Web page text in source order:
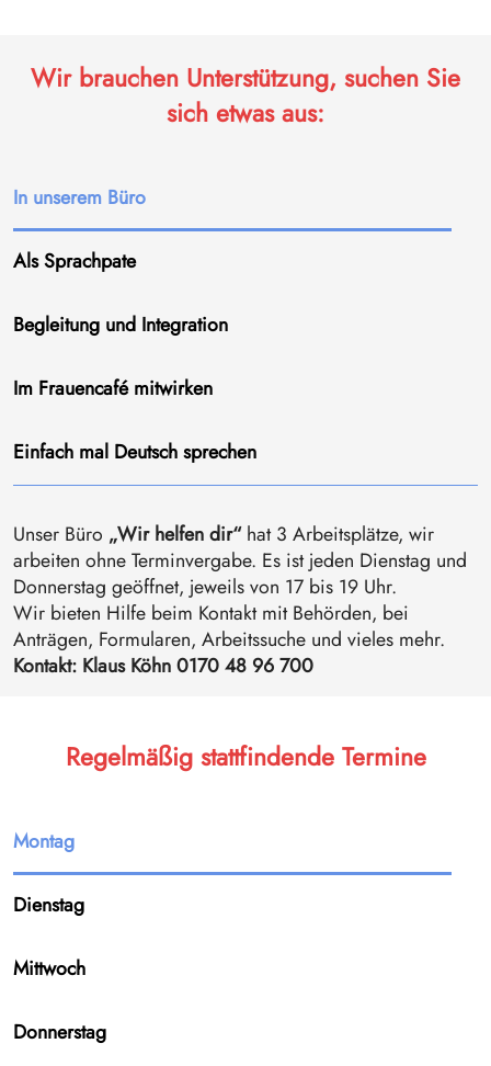
Wir brauchen Unterstützung, suchen Sie
sich etwas aus:
In unserem Büro
Als Sprachpate
Begleitung und Integration
Im Frauencafé mitwirken
Einfach mal Deutsch sprechen
Unser Büro „Wir helfen dir“hat 3 Arbeitsplätze, wir
arbeiten ohne Terminvergabe. Es ist jeden Dienstag und
Donnerstag geöffnet, jeweils von 17 bis 19 Uhr.
Wir bieten Hilfe beim Kontakt mit Behörden, bei
Anträgen, Formularen, Arbeitssuche und vieles mehr.
Kontakt: Klaus Köhn 0170 48 96 700
Regelmäßig stattfindende Termine
Montag
Dienstag
Mittwoch
Donnerstag